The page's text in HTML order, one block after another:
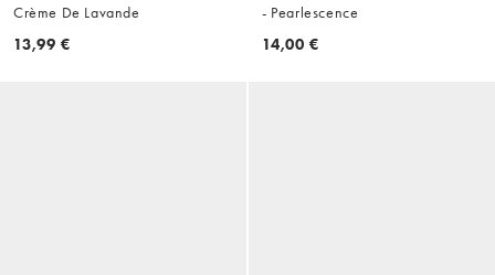
Crème De Lavande
13,99 €
- Pearlescence
14,00 €